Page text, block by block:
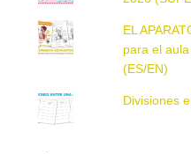
EL
para el
(ES/EN)
Divisiones